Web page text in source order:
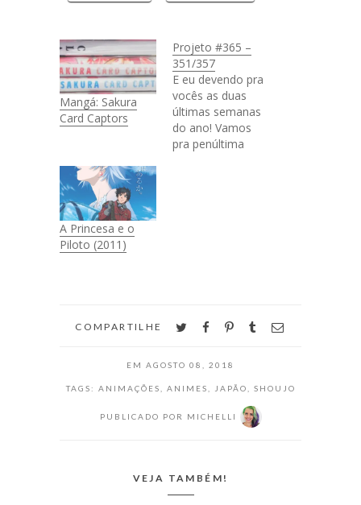
Mangá: Sakura
Card Captors
Projeto #365 –
351/357
E eu devendo pra
vocês as duas
últimas semanas
do ano! Vamos
pra penúltima
distrair. Preciso de
mais papel. Dia
A Princesa e o
Piloto (2011)
COMPARTILHE twitterfacebookpinterest
tumblr
EM AGOSTO 08, 2018
TAGS: ANIMAÇÕES ANIMES JAPÃO SHOUJO
PUBLICADO POR MICHELLI
VEJA TAMBÉM!